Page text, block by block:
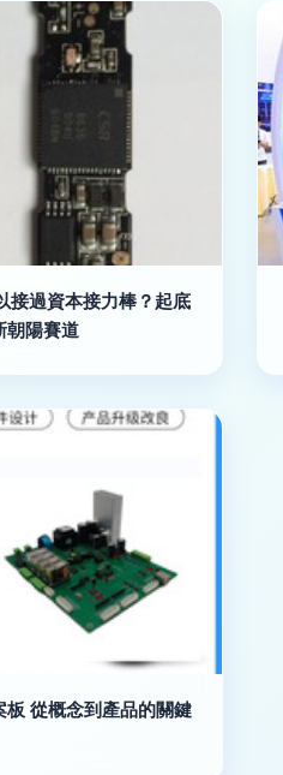
接過資本接力棒？起底
朝陽賽道
從概念到產品的關鍵